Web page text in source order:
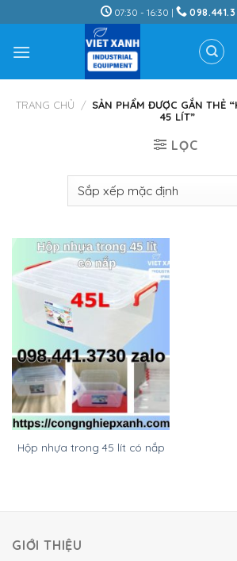
to
content
07:30 - 16:30 |
TRANG CHỦ / SẢN PHẨM ĐƯỢC GẮN THẺ
45 LÍT”
LỌC
Hộp nhựa trong 45 lít có nắp
GIỚI THIỆU